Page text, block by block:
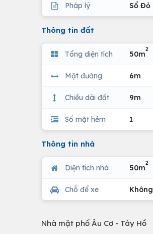
Pháp lý Sổ Đỏ
Thông tin đất
Tổng diện tích 50m
2
Mặt đường 6m
Chiều dài đất 9m
Số mặt hẻm 1
Thông tin nhà
Diện tích nhà 50m
2
Chỗ để xe Không
Nhà mặt phố Âu Cơ - Tây Hồ